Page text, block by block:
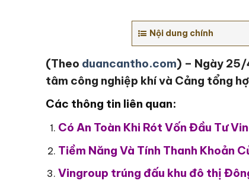
Nội dung chính
(Theo duancantho.com) – Ngày
tâm công nghiệp khí và Cảng tổng
Các thông tin liên quan:
Có An Toàn Khi Rót Vốn Đầu Tư
Tiềm Năng Và Tính Thanh Khoản
Vingroup trúng đấu khu đô thị